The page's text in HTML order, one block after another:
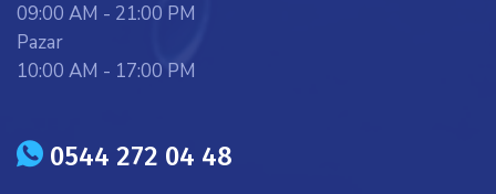
09:00 AM - 21:00 PM
Pazar
10:00 AM - 17:00 PM
icon
0544 272 04 48